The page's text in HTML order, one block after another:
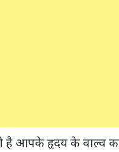
है आपके हृदय के वाल्व